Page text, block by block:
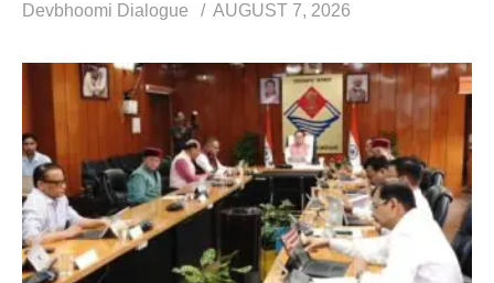
Devbhoomi Dialogue
AUGUST 7, 2026